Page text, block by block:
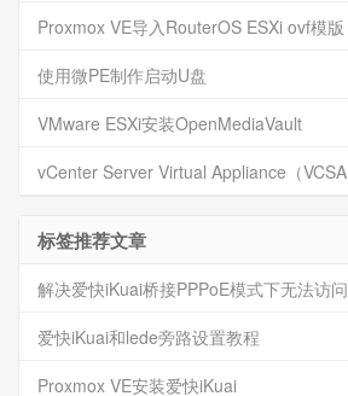
Proxmox VE导入RouterOS ESXi ovf模版
使用微PE制作启动U盘
VMware ESXi安装OpenMediaVault
vCenter Server Virtual Appliance（
标签推荐文章
解决爱快iKuai桥接PPPoE模式下无法访
爱快iKuai和lede旁路设置教程
Proxmox VE安装爱快iKuai